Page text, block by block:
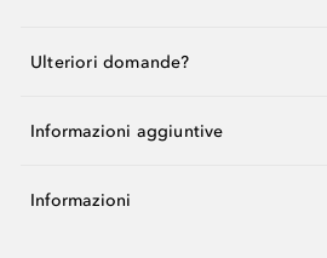
Ulteriori domande?
Informazioni aggiuntive
Informazioni